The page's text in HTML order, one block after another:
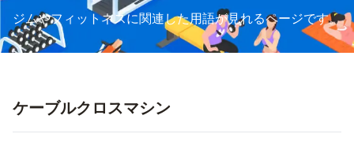
ジムやフィットネスに関連した用語が見れるページです。
ケーブルクロスマシン